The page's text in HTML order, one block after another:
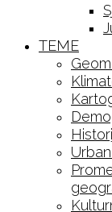
TEME